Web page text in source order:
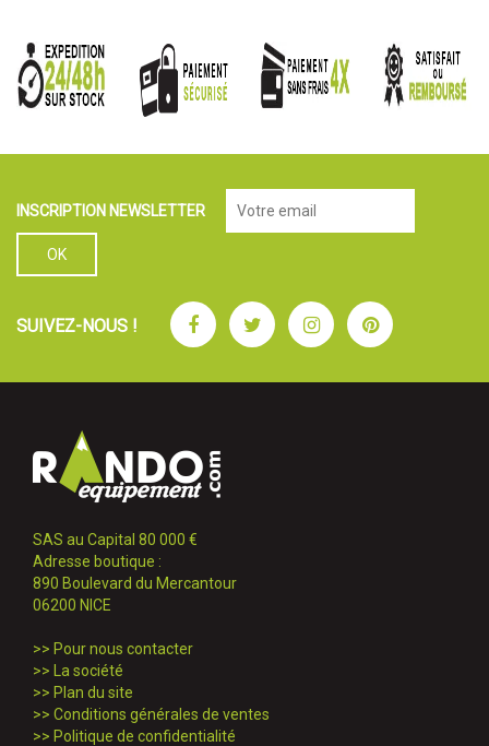
INSCRIPTION NEWSLETTER
SUIVEZ-NOUS ! FacebookTwitterInstagramPinterest
SAS au Capital 80 000 €
Adresse boutique :
890 Boulevard du Mercantour
06200 NICE
>> Pour nous contacter
>>
La société
>> Plan du site
>> Conditions générales de ventes
>> Politique de confidentialité